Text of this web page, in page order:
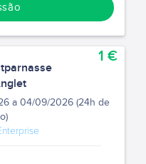
a 04/09/2026 (24h de
1 €